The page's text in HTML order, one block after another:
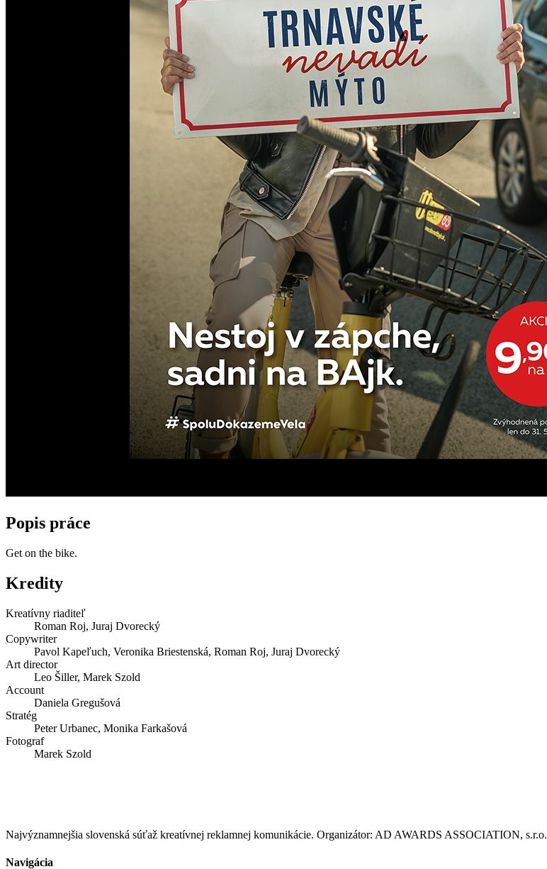
Popis práce
Get on the bike.
Kredity
Kreatívny riaditeľ
Roman Roj, Juraj Dvorecký
Copywriter
Pavol Kapeľuch, Veronika Briestenská, Roman Roj, Juraj Dvorecký
Art director
Leo Šiller, Marek Szold
Account
Daniela Gregušová
Stratég
Peter Urbanec, Monika Farkašová
Fotograf
Marek Szold
Najvýznamnejšia slovenská súťaž kreatívnej reklamnej komunikácie. Organizátor: AD AWARDS ASSOCIATION, s.r.o.
Navigácia